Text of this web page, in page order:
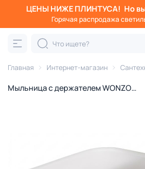
ЦЕНЫ НИЖЕ ПЛИНТУСА! Но
Горячая распродажа
Главная Интернет-магазин
Мыльница с держателем WONZON